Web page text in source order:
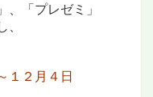
、「プレゼミ」
、
１２月４日